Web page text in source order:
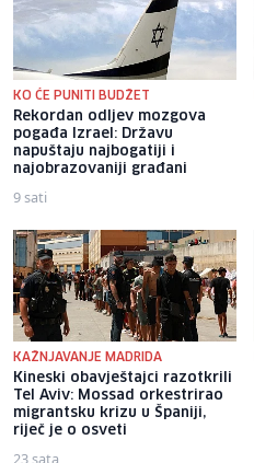
KO ĆE PUNITI BUDŽET
Rekordan odljev mozgova
pogađa Izrael: Državu
napuštaju najbogatiji i
najobrazovaniji građani
9 sati
KAŽNJAVANJE MADRIDA
Kineski obavještajci razotkrili
Tel Aviv: Mossad orkestrirao
migrantsku krizu u Španiji,
riječ je o osveti
23 sata